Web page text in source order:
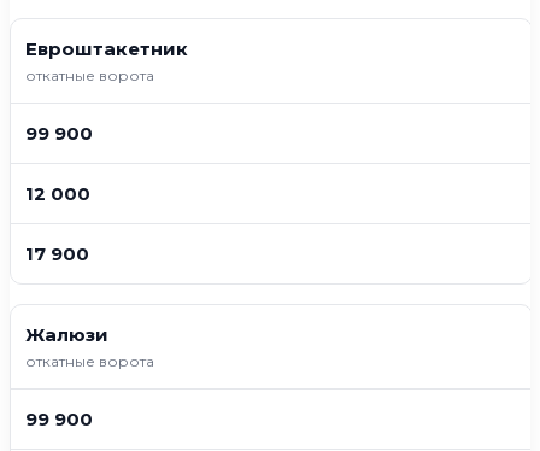
Евроштакетник
откатные ворота
99 900
12 000
17 900
Жалюзи
откатные ворота
99 900